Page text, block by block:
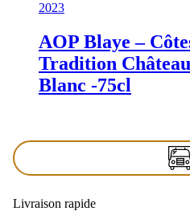
2023
AOP Blaye –
Tradition
Blanc -75cl
Livraison rapide